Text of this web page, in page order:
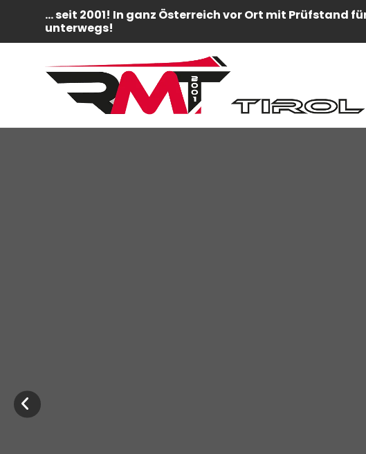
... seit 2001! In ganz Österreich vor Ort mit Prüfstand
unterwegs!